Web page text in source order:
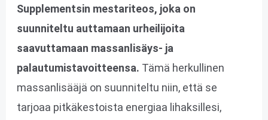
Supplementsin mestariteos, joka on
suunniteltu auttamaan urheilijoita
saavuttamaan massanlisäys- ja
palautumistavoitteensa. Tämä herkullinen
massanlisääjä on suunniteltu niin, että se
tarjoaa pitkäkestoista energiaa lihaksillesi,